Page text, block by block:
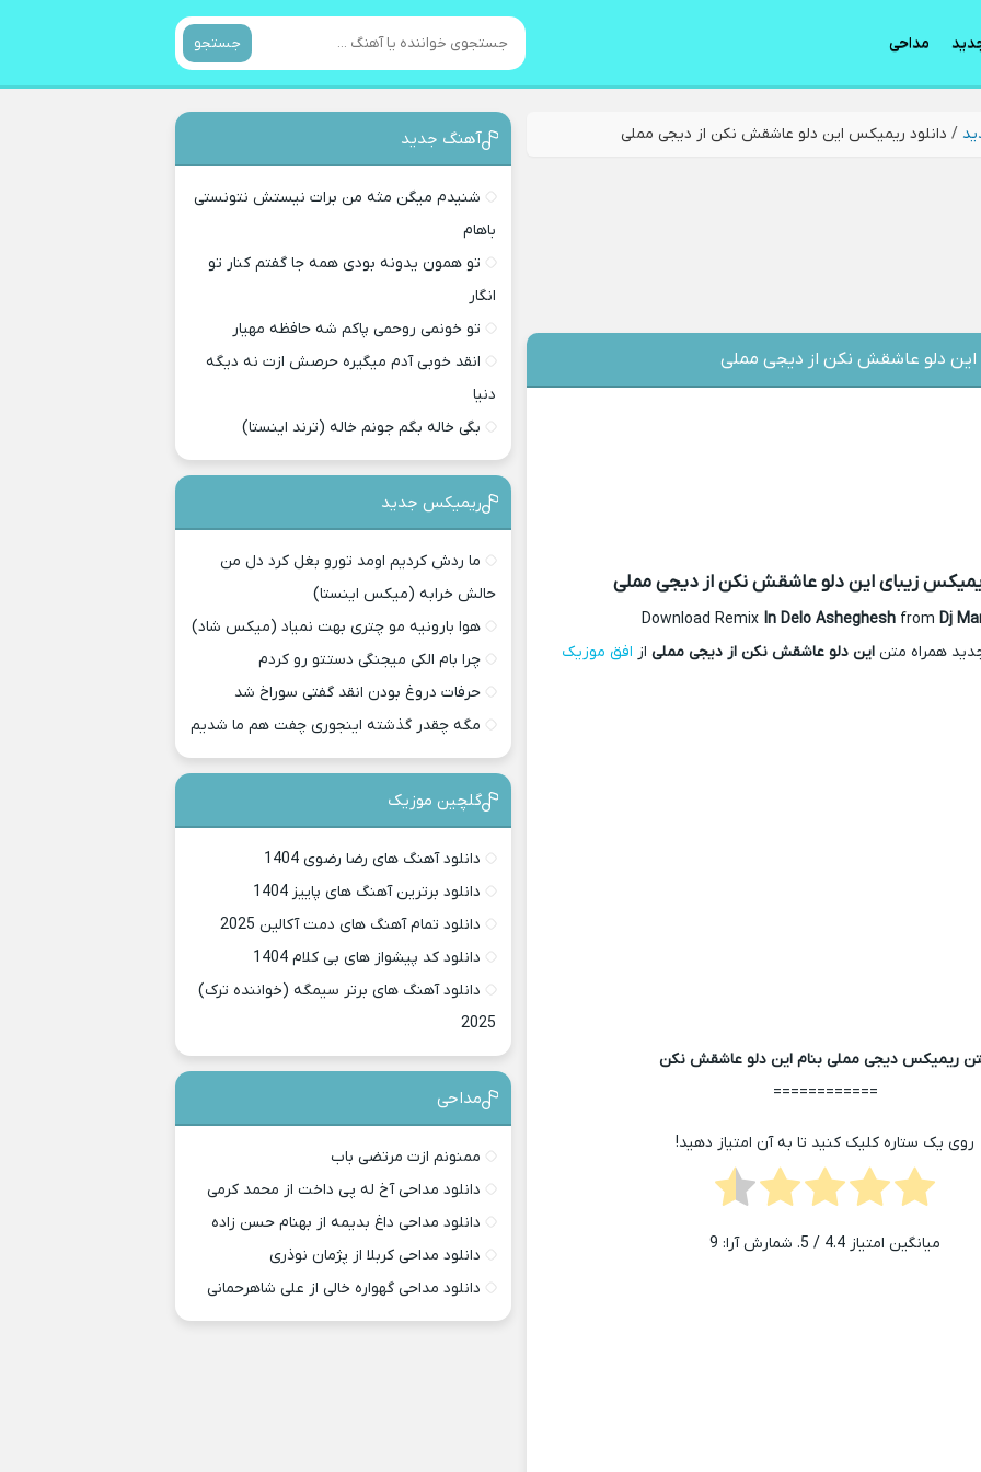
مداحی جستجو
/ دانلود ریمیکس این دلو عاشقش نکن از دیجی مملی
این دلو عاشقش نکن از دیجی مملی
زیبای این دلو عاشقش نکن از دیجی مملی
Download Remix In Delo Asheghesh from Dj
همراه متن این دلو عاشقش نکن از دیجی مملی از افق موزیک
ریمیکس دیجی مملی بنام این دلو عاشقش نکن
============
روی یک ستاره کلیک کنید تا به آن امتیاز دهید!
میانگین امتیاز 4.4 / 5. شمارش آرا: 9
آهنگ جدید
شنیدم میگن مثه من برات نیستش نتونستی
باهام
تو همون یدونه بودی همه جا گفتم کنار تو
انگار
تو خونمی روحمی پاکم شه حافظه مهیار
انقد خوبی آدم میگیره حرصش ازت نه دیگه
دنیا
بگی خاله بگم جونم خاله (ترند اینستا)
ریمیکس جدید
ما ردش کردیم اومد تورو بغل کرد دل من
حالش خرابه (میکس اینستا)
هوا بارونیه مو چتری بهت نمیاد (میکس شاد)
چرا بام الکی میجنگی دستتو رو کردم
حرفات دروغ بودن انقد گفتی سوراخ شد
مگه چقدر گذشته اینجوری چفت هم ما شدیم
گلچین موزیک
دانلود آهنگ های رضا رضوی 1404
دانلود برترین آهنگ های پاییز 1404
دانلود تمام آهنگ های دمت آکالین 2025
دانلود کد پیشواز های بی کلام 1404
دانلود آهنگ های برتر سیمگه (خواننده ترک)
2025
مداحی
ممنونم ازت مرتضی باب
دانلود مداحی آخ له پی داخت از محمد کرمی
دانلود مداحی داغ بدیمه از بهنام حسن زاده
دانلود مداحی کربلا از پژمان نوذری
دانلود مداحی گهواره خالی از علی شاهرحمانی